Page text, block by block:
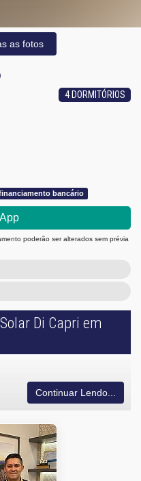
as fotos
4 DORMITÓRIOS
bancário
poderão ser alterados sem prévia
Di Capri em
Continuar Lendo...